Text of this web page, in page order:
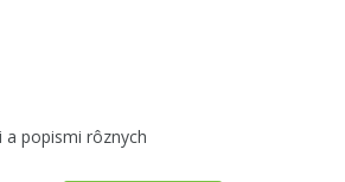
popismi rôznych